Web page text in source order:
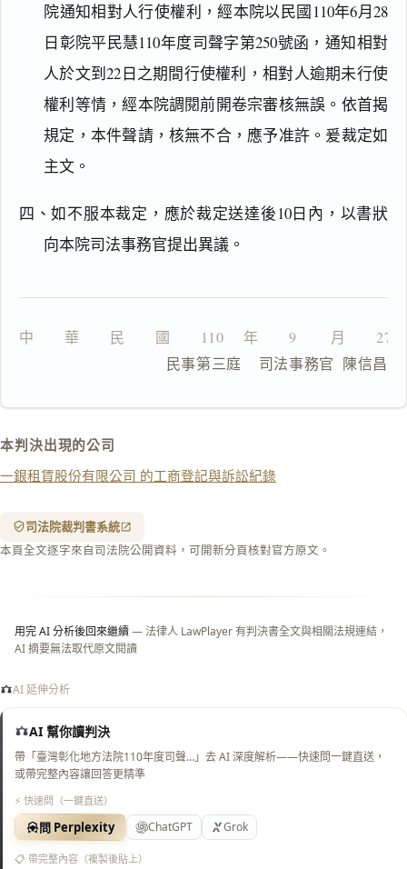
院通知相對人行使權利，經本院以民國110年6月28
日彰院平民慧110年度司聲字第250號函，通知相對
人於文到22日之期間行使權利，相對人逾期未行使
權利等情，經本院調閱前開卷宗審核無誤。依首揭
規定，本件聲請，核無不合，應予准許。爰裁定如
主文。
四、如不服本裁定，應於裁定送達後10日內，以書狀
向本院司法事務官提出異議。
中　　華　　民　　國　　110 　年　　9 　　月　　27
                  民事第三庭    司法事務官  陳信昌
本判決出現的公司
一銀租賃股份有限公司 的工商登記與訴訟紀錄
司法院裁判書系統
本頁全文逐字來自司法院公開資料，可開新分頁核對官方原文。
用完 AI 分析後回來繼續— 法律人 LawPlayer 有判決書全文與相關法規連結，
AI 摘要無法取代原文閱讀
AI 延伸分析
AI 幫你讀判決
帶「臺灣彰化地方法院110年度司聲…」去 AI 深度解析——快速問一鍵直送，
或帶完整內容讓回答更精準
⚡ 快速問（一鍵直送）
問 Perplexity ChatGPT Grok
📋 帶完整內容（複製後貼上）
主
文
理
由
一
全